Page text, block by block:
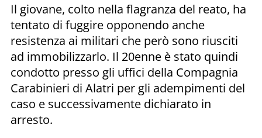
Il giovane, colto nella flagranza del reato, ha
tentato di fuggire opponendo anche
resistenza ai militari che però sono riusciti
ad immobilizzarlo. Il 20enne è stato quindi
condotto presso gli uffici della Compagnia
Carabinieri di Alatri per gli adempimenti del
caso e successivamente dichiarato in
arresto.